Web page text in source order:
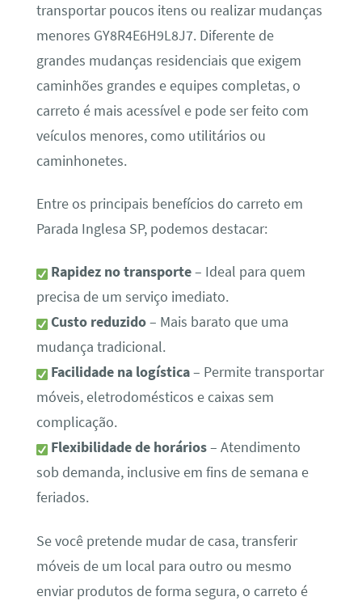
transportar poucos itens ou realizar mudanças
menores GY8R4E6H9L8J7. Diferente de
grandes mudanças residenciais que exigem
caminhões grandes e equipes completas, o
carreto é mais acessível e pode ser feito com
veículos menores, como utilitários ou
caminhonetes.
Entre os principais benefícios do carreto em
Parada Inglesa SP, podemos destacar:
Rapidez no transporte– Ideal para quem
precisa de um serviço imediato.
Custo reduzido– Mais barato que uma
mudança tradicional.
Facilidade na logística– Permite transportar
móveis, eletrodomésticos e caixas sem
complicação.
Flexibilidade de horários– Atendimento
sob demanda, inclusive em fins de semana e
feriados.
Se você pretende mudar de casa, transferir
móveis de um local para outro ou mesmo
enviar produtos de forma segura, o carreto é